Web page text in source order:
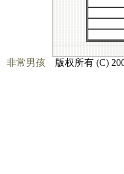
非常男孩 版权所有 (C)